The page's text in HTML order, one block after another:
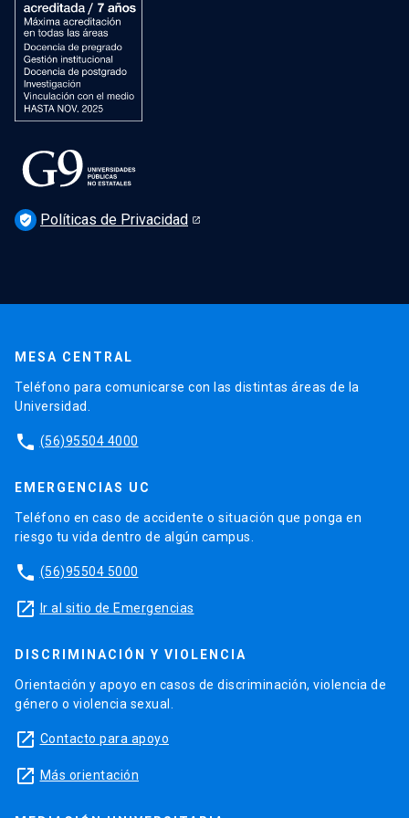
verified_user Políticas de Privacidad
MESA CENTRAL
Teléfono para comunicarse con las distintas áreas de la
Universidad.
phone (56)95504 4000
EMERGENCIAS UC
Teléfono en caso de accidente o situación que ponga en
riesgo tu vida dentro de algún campus.
phone (56)95504 5000
launch Ir al sitio de Emergencias
DISCRIMINACIÓN Y VIOLENCIA
Orientación y apoyo en casos de discriminación, violencia de
género o violencia sexual.
launch Contacto para apoyo
launch Más orientación